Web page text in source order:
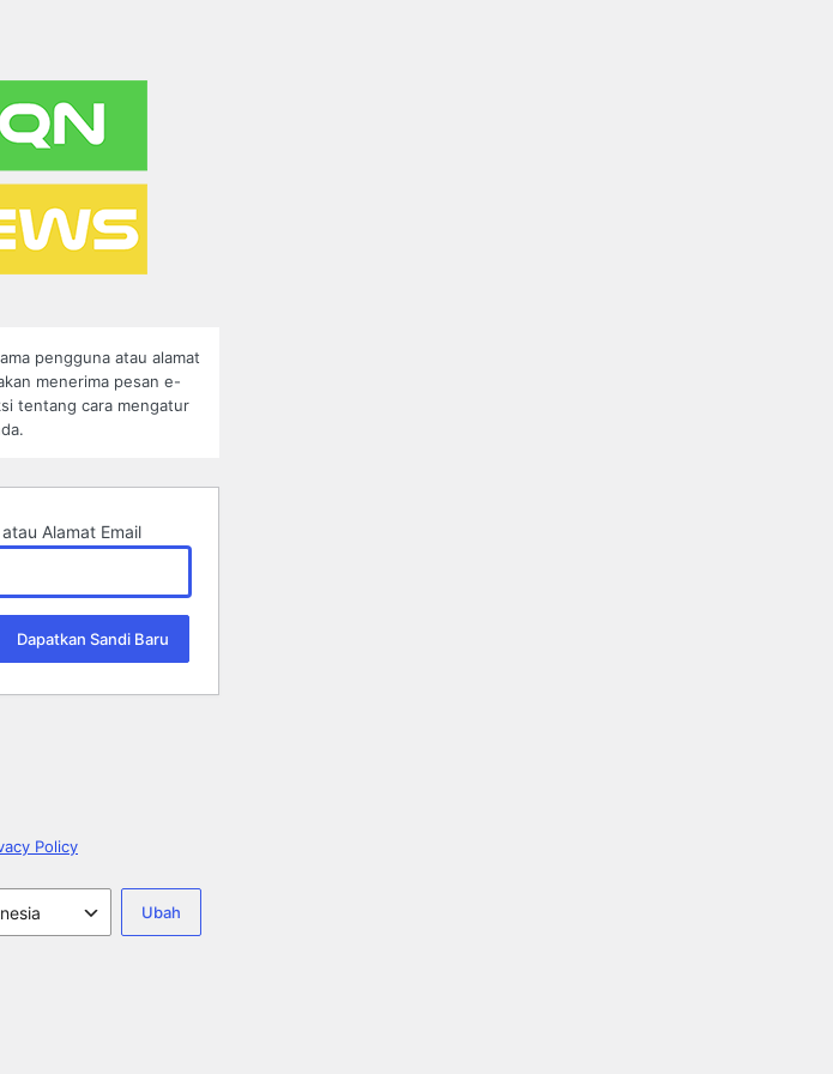
pengguna atau alamat
menerima pesan e-
tentang cara mengatur
Alamat Email
Policy